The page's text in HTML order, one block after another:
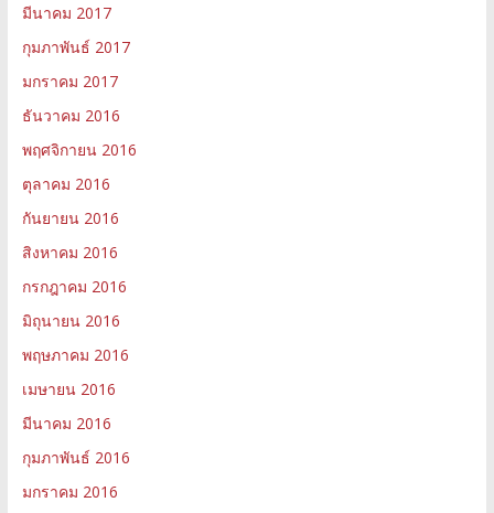
มีนาคม 2017
กุมภาพันธ์ 2017
มกราคม 2017
ธันวาคม 2016
พฤศจิกายน 2016
ตุลาคม 2016
กันยายน 2016
สิงหาคม 2016
กรกฎาคม 2016
มิถุนายน 2016
พฤษภาคม 2016
เมษายน 2016
มีนาคม 2016
กุมภาพันธ์ 2016
มกราคม 2016